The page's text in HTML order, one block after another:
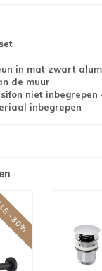
in mat zwart
de muur
niet inbegrepen
inbegrepen
-30%